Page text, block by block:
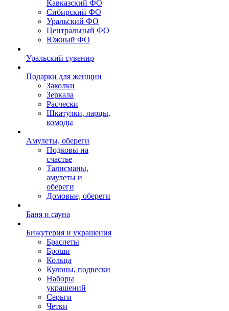
Кавказский ФО
Сибирский ФО
Уральский ФО
Центральный ФО
Южный ФО
Уральский сувенир
Подарки для женщин
Заколки
Зеркала
Расчески
Шкатулки, ларцы,
комоды
Амулеты, обереги
Подковы на
счастье
Талисманы,
амулеты и
обереги
Домовые, обереги
Баня и сауна
Бижутерия и украшения
Браслеты
Броши
Кольца
Кулоны, подвески
Наборы
украшений
Серьги
Четки